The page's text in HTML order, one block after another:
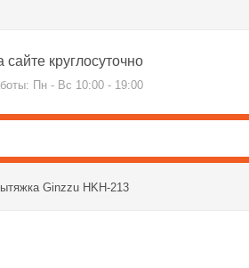
круглосуточно
Пн - Вс 10:00 - 19:00
Ginzzu HKH-213